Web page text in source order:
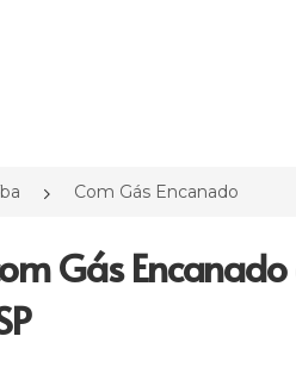
Com Gás Encanado
Gás